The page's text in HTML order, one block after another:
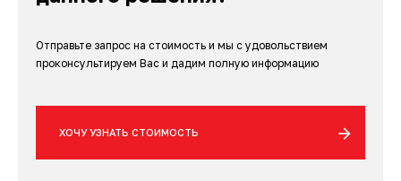
Отправьте запрос на стоимость и мы с удовольствием
проконсультируем Вас и дадим полную информацию
ХОЧУ УЗНАТЬ СТОИМОСТЬ